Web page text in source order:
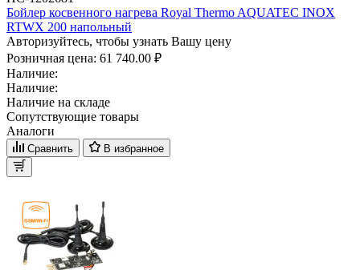
Бойлер косвенного нагрева Royal Thermo AQUATEC INOX
RTWX 200 напольный
Авторизуйтесь, чтобы узнать Вашу цену
Розничная цена: 61 740.00 ₽
Наличие:
Наличие:
Наличие на складе
Сопутствующие товары
Аналоги
Сравнить В избранное